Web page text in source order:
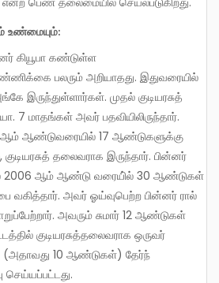
உண்மையும்:
பலரும் அறியாதது. இதுவரையில்
இருந்துள்ளார்கள். முதல் குடியரசுத்
7 மாதங்கள் அவர் பதவியிலிருந்தார்.
ஆண்டுவரையில் 17 ஆண்டுகளுக்கு
தலைவராக இருந்தார். பின்னர்
2006 ஆம் ஆண்டு வரையி்ல் 30 ஆண்டுகள்
வகித்தார். அவர் ஓய்வுபெற்ற பின்னர் ரால்
அவரும் சுமார் 12 ஆண்டுகள்
குடியரசுத்தலைவராக ஒருவர்
(அதாவது 10 ஆண்டுகள்) தேர்ந்
செய்யப்பட்டது.